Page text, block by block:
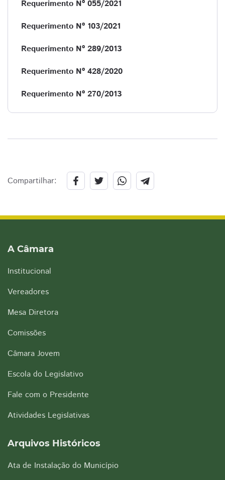
Requerimento Nº 055/2021
Requerimento Nº 103/2021
Requerimento Nº 289/2013
Requerimento Nº 428/2020
Requerimento Nº 270/2013
Compartilhar:
A Câmara
Institucional
Vereadores
Mesa Diretora
Comissões
Câmara Jovem
Escola do Legislativo
Fale com o Presidente
Atividades Legislativas
Arquivos Históricos
Ata de Instalação do Município